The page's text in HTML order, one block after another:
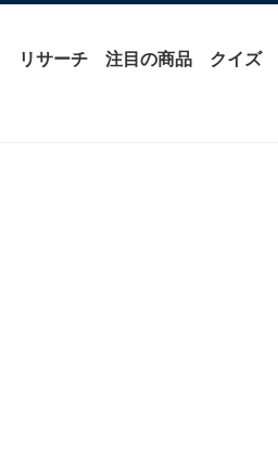
リサーチ 注目の商品 クイズ